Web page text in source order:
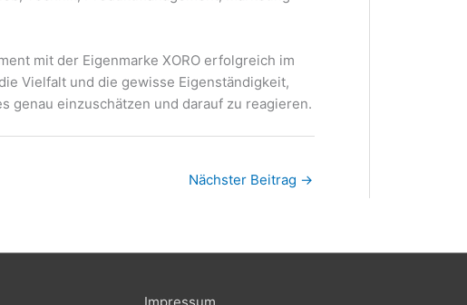
mit der Eigenmarke XORO erfolgreich im
Vielfalt und die gewisse Eigenständigkeit,
genau einzuschätzen und darauf zu reagieren.
Nächster Beitrag →